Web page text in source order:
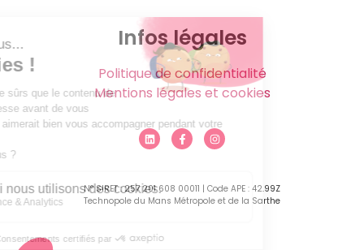
Infos légales
Politique de confidentialité
Mentions légales et cookies
N° SIRET : 257 201 608 00011 | Code APE : 42.99Z
Technopole du Mans Métropole et de la Sarthe